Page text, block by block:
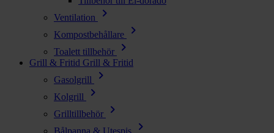
Ventilation
chevron_right
Kompostbehållare chevron_right
Toalett tillbehör chevron_right
Grill & Fritid Grill & Fritid
Gasolgrill
chevron_right
Kolgrill chevron_right
Grilltillbehör chevron_right
Bålpanna & Utespis chevron_right